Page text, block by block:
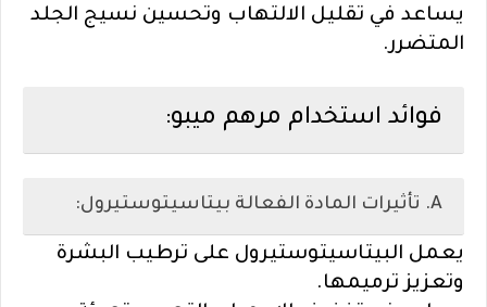
يساعد في تقليل الالتهاب وتحسين نسيج الجلد
المتضرر.
فوائد استخدام مرهم ميبو:
A. تأثيرات المادة الفعالة بيتاسيتوستيرول:
يعمل البيتاسيتوستيرول على ترطيب البشرة
وتعزيز ترميمها.